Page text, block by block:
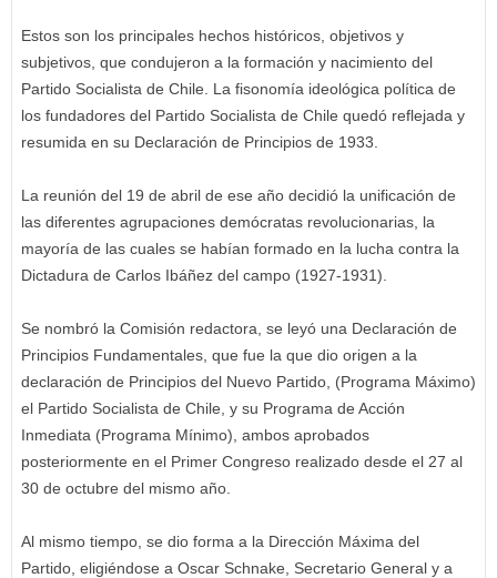
Estos son los principales hechos históricos, objetivos y
subjetivos, que condujeron a la formación y nacimiento del
Partido Socialista de Chile. La fisonomía ideológica política de
los fundadores del Partido Socialista de Chile quedó reflejada y
resumida en su Declaración de Principios de 1933.
La reunión del 19 de abril de ese año decidió la unificación de
las diferentes agrupaciones demócratas revolucionarias, la
mayoría de las cuales se habían formado en la lucha contra la
Dictadura de Carlos Ibáñez del campo (1927-1931).
Se nombró la Comisión redactora, se leyó una Declaración de
Principios Fundamentales, que fue la que dio origen a la
declaración de Principios del Nuevo Partido, (Programa Máximo)
el Partido Socialista de Chile, y su Programa de Acción
Inmediata (Programa Mínimo), ambos aprobados
posteriormente en el Primer Congreso realizado desde el 27 al
30 de octubre del mismo año.
Al mismo tiempo, se dio forma a la Dirección Máxima del
Partido, eligiéndose a Oscar Schnake, Secretario General y a